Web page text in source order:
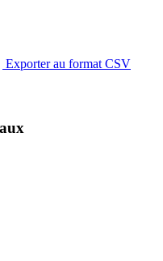
Exporter au format CSV